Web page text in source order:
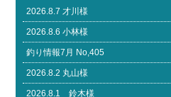
2026.8.7 才川様
2026.8.6 小林様
釣り情報7月 No,405
2026.8.2 丸山様
2026.8.1 鈴木様